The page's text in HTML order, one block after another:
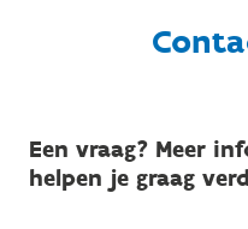
Een vraag? Meer
helpen je graag